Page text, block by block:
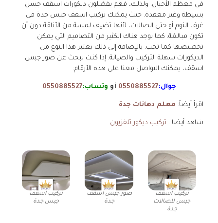
في معظم الأحيان. ولذلك، فهم يفضلون ديكورات اسقف جبس
بسيطة وغير معقدة. حيث يمكنك تركيب اسقف جبس جدة في
غرف النوم أو حتى الصالات، لأنها تضيف لمسة من الأناقة دون أن
تكون مبالغة. كما يوجد هناك الكثير من التصاميم التي يمكن
تخصيصها كما تحب. بالإضافة إلى ذلك يعتبر هذا النوع من
الديكورات سهلة التركيب والصيانة. إذا كنت تبحث عن صور جبس
اسقف، يمكنك التواصل معنا على هذه الأرقام:
جوال:0550885527 أو وتساب:0550885527
اقرأ أيضاً: معلم دهانات جدة
شاهد أيضا : تركيب ديكور تلفزيون
تركيب اسقف
جبس للصالات
جدة
صور جبس اسقف
جدة
تركيب اسقف
جبس جدة